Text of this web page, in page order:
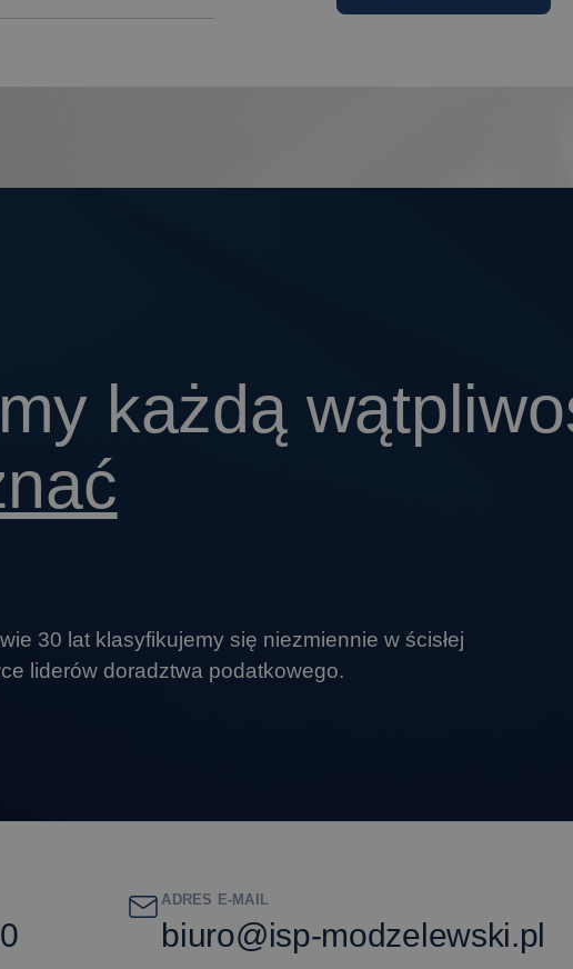
każdą
30 lat klasyfikujemy się niezmiennie w ścisłej
liderów doradztwa podatkowego.
ADRES E-MAIL
biuro@isp-modzelewski.pl